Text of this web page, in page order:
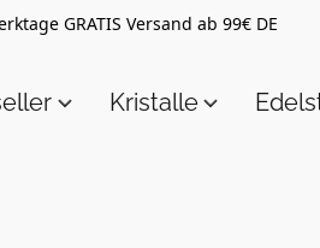
GRATIS Versand ab 99€ DE
Kristalle